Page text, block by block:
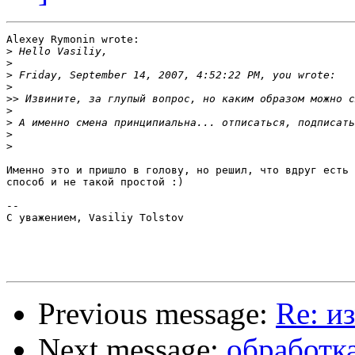
Alexey Rymonin wrote:
>
>
>
>
>>
>
>
>
>
Именно это и пришло в голову, но решил, что вдруг есть
способ и не такой простой :)
--
С уважением, Vasiliy Tolstov
Previous message: Re: